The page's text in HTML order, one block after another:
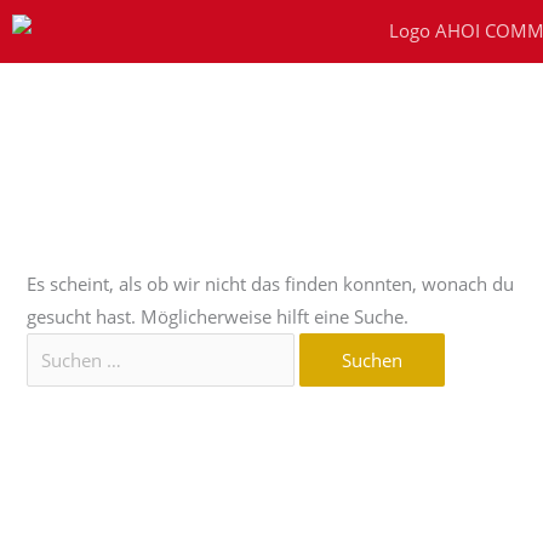
Zum
Es scheint, als ob wir nicht das finden konnten, wonach du
gesucht hast. Möglicherweise hilft eine Suche.